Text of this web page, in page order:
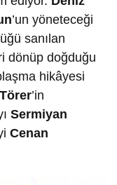
’un yöneteceği
sanılan
dönüp doğduğu
hikâyesi
’in
Sermiyan
Cenan